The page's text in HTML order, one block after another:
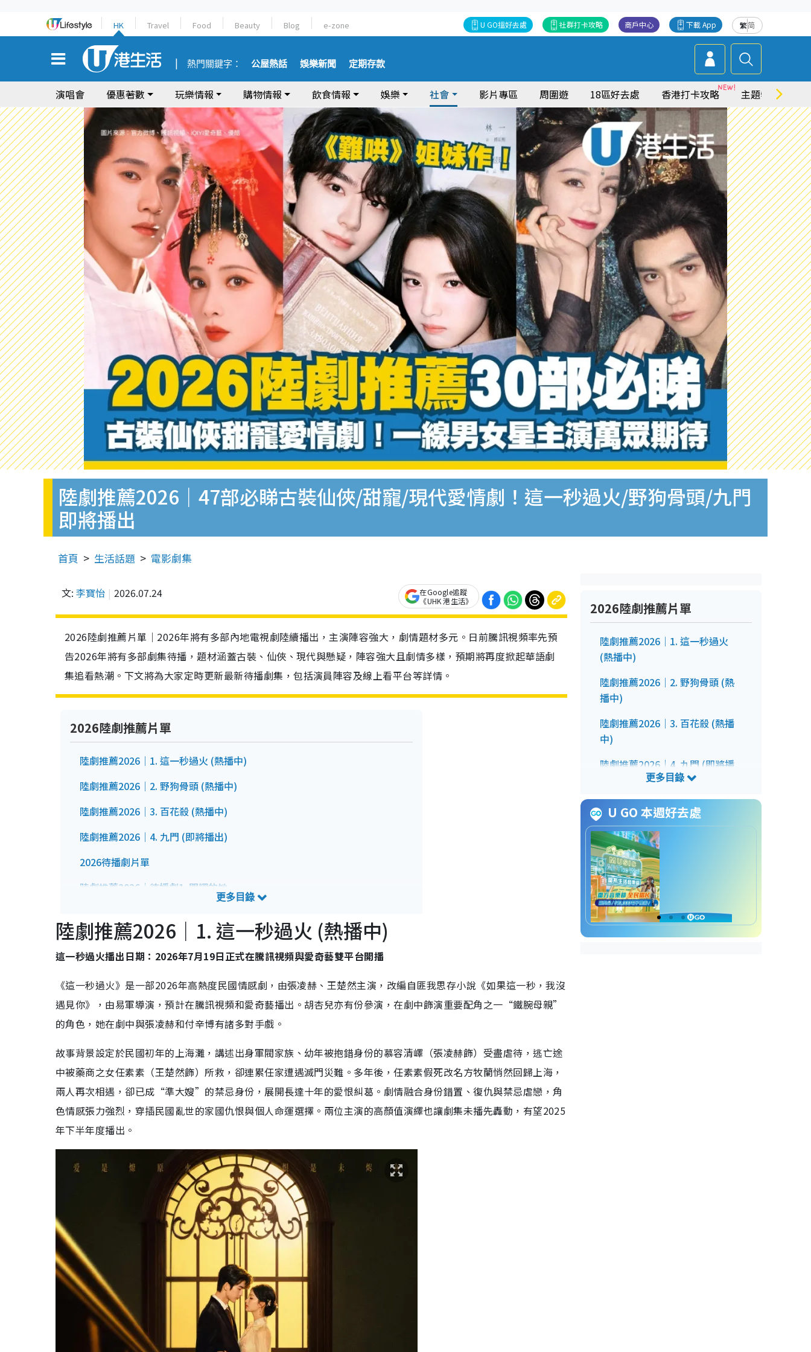
HK Travel Food Beauty Blog e-zone 繁简
下載 App
商戶中心
社群打卡攻略
U GO搵好去處
熱門關鍵字： 公屋熱話 娛樂新聞 定期存款
演唱會 優惠著數 玩樂情報 購物情報 飲食情報 娛樂 社會 影片專區 周圍遊 18區好去處 香港打卡攻略 主題特集
陸劇推薦2026｜47部必睇古裝仙俠/甜寵/現代愛情劇！這一秒過火/野狗骨頭/九門
即將播出
首頁 生活話題 電影劇集
文: 李寶怡 2026.07.24
在Google追蹤
《UHK 港生活》
2026陸劇推薦片單｜2026年將有多部內地電視劇陸續播出，主演陣容強大，劇情題材多元。日前騰訊視頻率先預
告2026年將有多部劇集待播，題材涵蓋古裝、仙俠、現代與懸疑，陣容強大且劇情多樣，預期將再度掀起華語劇
集追看熱潮。​下文將為大家定時更新最新待播劇集，包括演員陣容及線上看平台等詳情。
2026陸劇推薦片單
陸劇推薦2026｜1. 這一秒過火 (熱播中)
陸劇推薦2026｜2. 野狗骨頭 (熱播中)
陸劇推薦2026｜3. 百花殺 (熱播中)
陸劇推薦2026｜4. 九門 (即將播出)
2026待播劇片單
陸劇推薦2026｜待播劇1. 閃耀的她
陸劇推薦2026｜待播劇3. 玉蘭花開君再來
陸劇推薦2026｜待播劇4. 尚公主
陸劇推薦2026｜待播劇5. 折月亮
陸劇推薦2026｜待播劇6. 將門毒后
陸劇推薦2026｜待播劇8. 蘭香如故
陸劇推薦2026｜待播劇9. 美人余
陸劇推薦2026｜待播劇10. 長風起
陸劇推薦2026｜待播劇12. 此刻的生活
陸劇推薦2026｜待播劇13. 輕年
陸劇推薦2026｜待播劇14. 劍來
陸劇推薦2026｜待播劇15. 夢花廷
陸劇推薦2026｜待播劇16. 月明千里
陸劇推薦2026｜待播劇17. 醉夢
2026已播片單
陸劇推薦2026｜必睇1. 逐玉
陸劇推薦2026｜1. 這一秒過火 (熱播中)
這一秒過火播出日期：2026年7月19日正式在騰訊視頻與愛奇藝雙平台開播
《這一秒過火》是一部2026年高熱度民國情感劇，由張凌赫、王楚然主演，改編自匪我思存小說《如果這一秒，我沒
遇見你》，由易軍導演，預計在騰訊視頻和愛奇藝播出。胡杏兒亦有份參演，在劇中飾演重要配角之一“鐵腕母親”
的角色，她在劇中與張凌赫和付辛博有諸多對手戲。
故事背景設定於民國初年的上海灘，講述出身軍閥家族、幼年被抱錯身份的慕容清嶧（張凌赫飾）受盡虐待，逃亡途
中被藥商之女任素素（王楚然飾）所救，卻連累任家遭遇滅門災難。多年後，任素素假死改名方牧蘭悄然回歸上海，
兩人再次相遇，卻已成“準大嫂”的禁忌身份，展開長達十年的愛恨糾葛。劇情融合身份錯置、復仇與禁忌虐戀，角
色情感張力強烈，穿插民國亂世的家國仇恨與個人命運選擇。兩位主演的高顏值演繹也讓劇集未播先轟動，有望2025
年下半年度播出。
2026陸劇推薦片單
陸劇推薦2026｜1. 這一秒過火
(熱播中)
陸劇推薦2026｜2. 野狗骨頭 (熱
播中)
陸劇推薦2026｜3. 百花殺 (熱播
中)
陸劇推薦2026｜4. 九門 (即將播
2026待播劇片單
陸劇推薦2026｜待播劇1. 閃耀的
她
陸劇推薦2026｜待播劇2. 隱娘 秦
嵐、楊謹華
陸劇推薦2026｜待播劇3. 玉蘭花
開君再來
U GO 本週好去處